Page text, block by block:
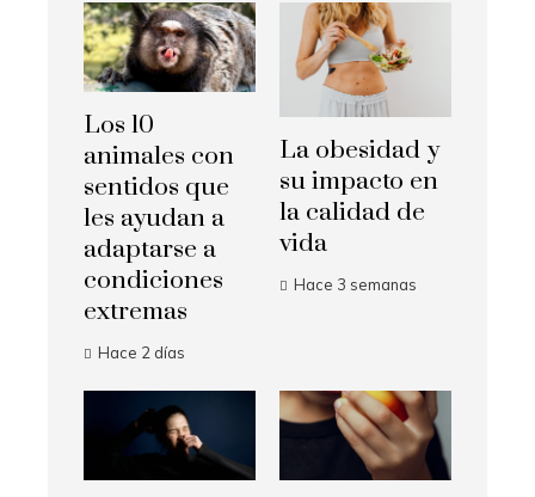
Los 10
animales con
sentidos que
les ayudan a
adaptarse a
condiciones
extremas
Hace 2 días
La obesidad y
su impacto en
la calidad de
vida
Hace 3 semanas